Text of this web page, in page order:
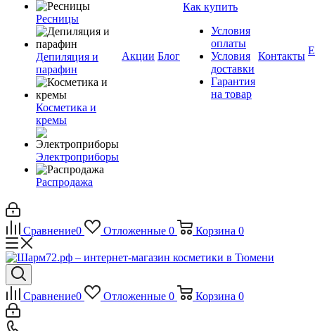
Ресницы
Депиляция и
парафин
Косметика и
кремы
Электроприборы
Распродажа
Акции Блог
Как купить
Условия
оплаты
Условия
доставки
Гарантия
на товар
Контакты
Сравнение0 Отложенные 0 Корзина 0
Сравнение0 Отложенные 0 Корзина 0